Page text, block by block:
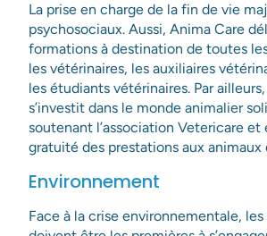
La prise en charge de la fin de vie
psychosociaux. Aussi, Anima Care
formations à destination de toutes
les vétérinaires, les auxiliaires
les étudiants vétérinaires. Par
s’investit dans le monde animalier
soutenant l’association Vetericare et
gratuité des prestations aux animaux
Environnement
Face à la crise environnementale,